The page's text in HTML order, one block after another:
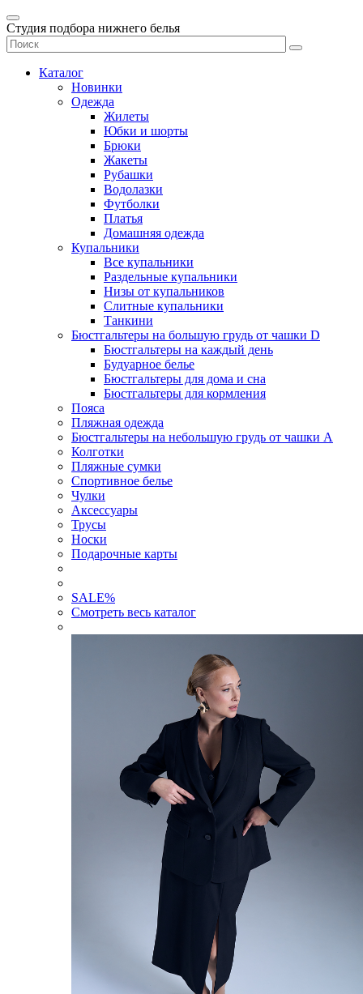
Студия подбора нижнего белья
Каталог
Новинки
Одежда
Жилеты
Юбки и шорты
Брюки
Жакеты
Рубашки
Водолазки
Футболки
Платья
Домашняя одежда
Купальники
Все купальники
Раздельные купальники
Низы от купальников
Слитные купальники
Танкини
Бюстгальтеры на большую грудь от чашки D
Бюстгальтеры на каждый день
Будуарное белье
Бюстгальтеры для дома и сна
Бюстгальтеры для кормления
Пояса
Пляжная одежда
Бюстгальтеры на небольшую грудь от чашки А
Колготки
Пляжные сумки
Спортивное белье
Чулки
Аксессуары
Трусы
Носки
Подарочные карты
SALE%
Смотреть весь каталог